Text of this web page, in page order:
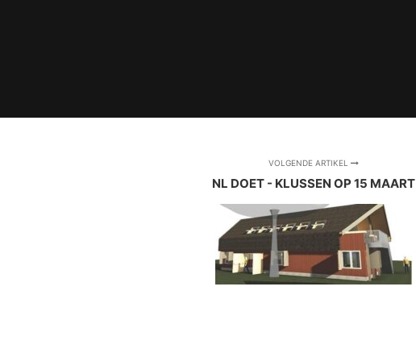
VOLGENDE ARTIKEL
NL DOET - KLUSSEN OP 15 MAART